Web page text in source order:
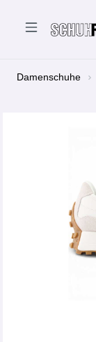
Damenschuhe